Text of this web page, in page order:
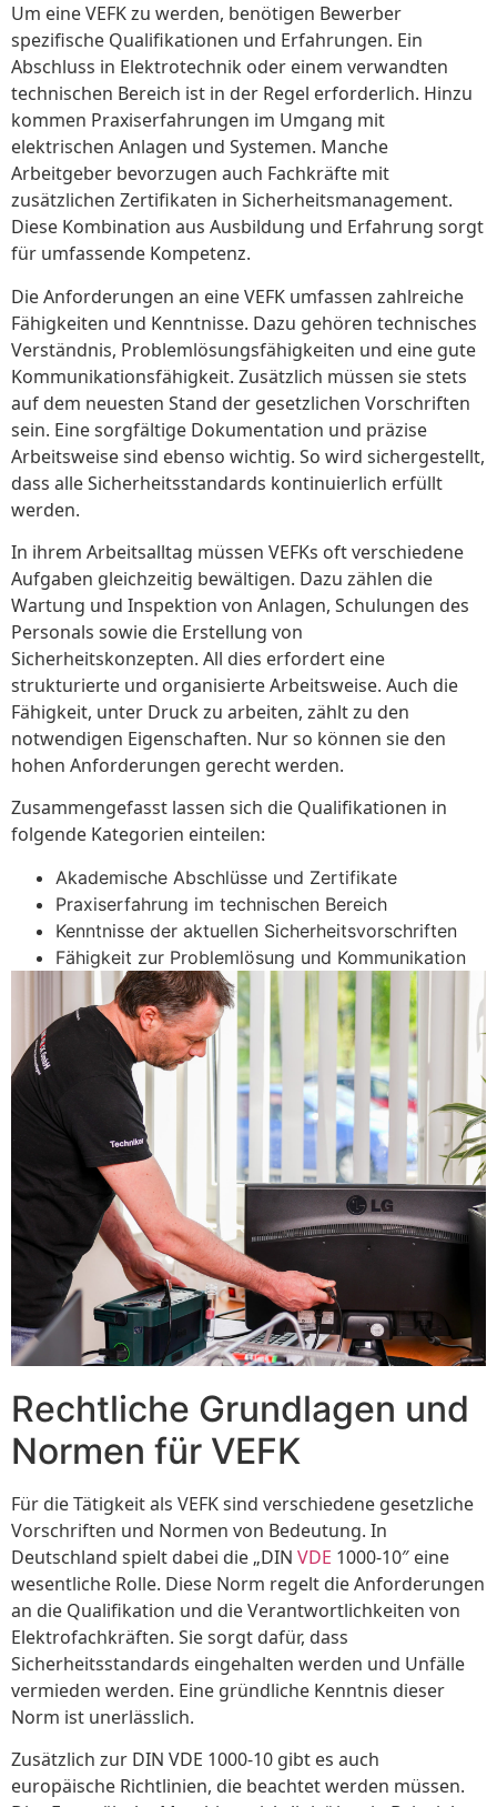
Um eine VEFK zu werden, benötigen Bewerber
spezifische Qualifikationen und Erfahrungen. Ein
Abschluss in Elektrotechnik oder einem verwandten
technischen Bereich ist in der Regel erforderlich. Hinzu
kommen Praxiserfahrungen im Umgang mit
elektrischen Anlagen und Systemen. Manche
Arbeitgeber bevorzugen auch Fachkräfte mit
zusätzlichen Zertifikaten in Sicherheitsmanagement.
Diese Kombination aus Ausbildung und Erfahrung sorgt
für umfassende Kompetenz.
Die Anforderungen an eine VEFK umfassen zahlreiche
Fähigkeiten und Kenntnisse. Dazu gehören technisches
Verständnis, Problemlösungsfähigkeiten und eine gute
Kommunikationsfähigkeit. Zusätzlich müssen sie stets
auf dem neuesten Stand der gesetzlichen Vorschriften
sein. Eine sorgfältige Dokumentation und präzise
Arbeitsweise sind ebenso wichtig. So wird sichergestellt,
dass alle Sicherheitsstandards kontinuierlich erfüllt
werden.
In ihrem Arbeitsalltag müssen VEFKs oft verschiedene
Aufgaben gleichzeitig bewältigen. Dazu zählen die
Wartung und Inspektion von Anlagen, Schulungen des
Personals sowie die Erstellung von
Sicherheitskonzepten. All dies erfordert eine
strukturierte und organisierte Arbeitsweise. Auch die
Fähigkeit, unter Druck zu arbeiten, zählt zu den
notwendigen Eigenschaften. Nur so können sie den
hohen Anforderungen gerecht werden.
Zusammengefasst lassen sich die Qualifikationen in
folgende Kategorien einteilen:
Akademische Abschlüsse und Zertifikate
Praxiserfahrung im technischen Bereich
Kenntnisse der aktuellen Sicherheitsvorschriften
Fähigkeit zur Problemlösung und Kommunikation
Rechtliche Grundlagen und
Normen für VEFK
Für die Tätigkeit als VEFK sind verschiedene gesetzliche
Vorschriften und Normen von Bedeutung. In
Deutschland spielt dabei die „DIN VDE 1000-10″ eine
wesentliche Rolle. Diese Norm regelt die Anforderungen
an die Qualifikation und die Verantwortlichkeiten von
Elektrofachkräften. Sie sorgt dafür, dass
Sicherheitsstandards eingehalten werden und Unfälle
vermieden werden. Eine gründliche Kenntnis dieser
Norm ist unerlässlich.
Zusätzlich zur DIN VDE 1000-10 gibt es auch
europäische Richtlinien, die beachtet werden müssen.